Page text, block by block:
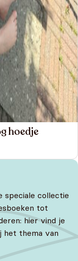
speciale collectie
tot
hier vind je
het thema van
hoedje